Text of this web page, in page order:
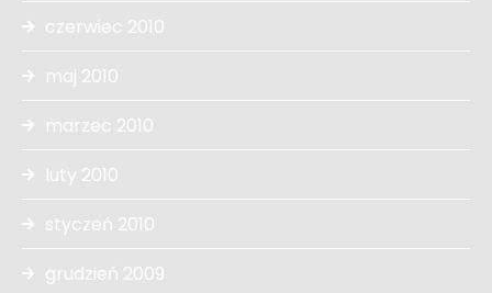
czerwiec 2010
maj 2010
marzec 2010
luty 2010
styczeń 2010
grudzień 2009